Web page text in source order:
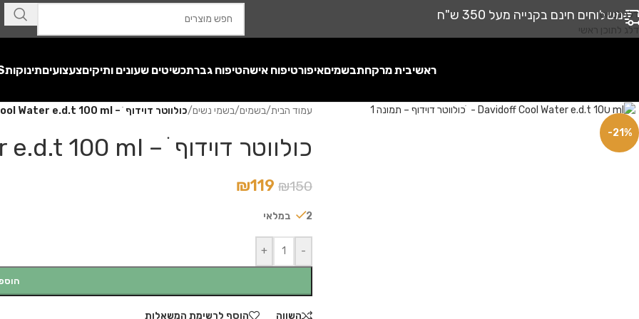
דלג לניווט
דלג לתוכן ראשי
משלוחים חינם בקנייה מעל 350 ש"ח
ראשיבית מרקחתבשמיםאיפורטיפוח אישהטיפוח גברתכשיטים שעונים ותיקיםצעצועיםתינוקות
-21%
עמוד הבית/בשמים/בשמי נשים/כולווטר דוידוף ׁ – Davidoff Cool Water e.d.t 100 ml
כולווטר דוידוף ׁ – Davidoff Cool Water e.d.t 100 ml
₪150
₪119
2 במלאי
-
+
השווה הוסף לרשימת המשאלות